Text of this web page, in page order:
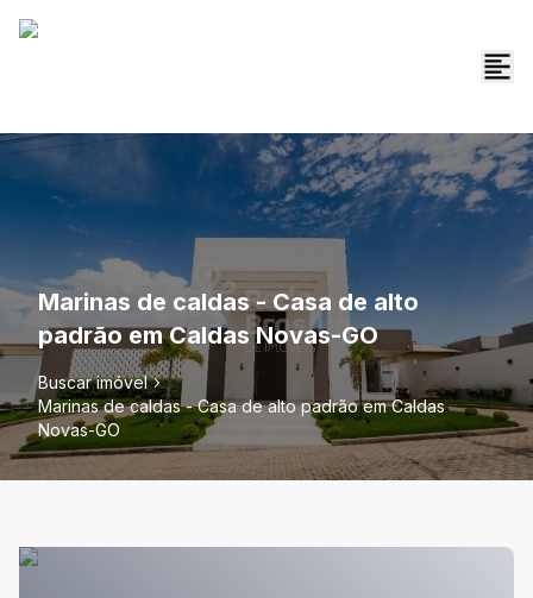
Marinas de caldas - Casa de alto
padrão em Caldas Novas-GO
Buscar imóvel
Marinas de caldas - Casa de alto padrão em Caldas
Novas-GO